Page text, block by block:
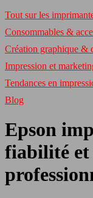
Tout sur les
Consommables &
Création graphique &
Impression et
Tendances en
Blog
Epson
fiabilité